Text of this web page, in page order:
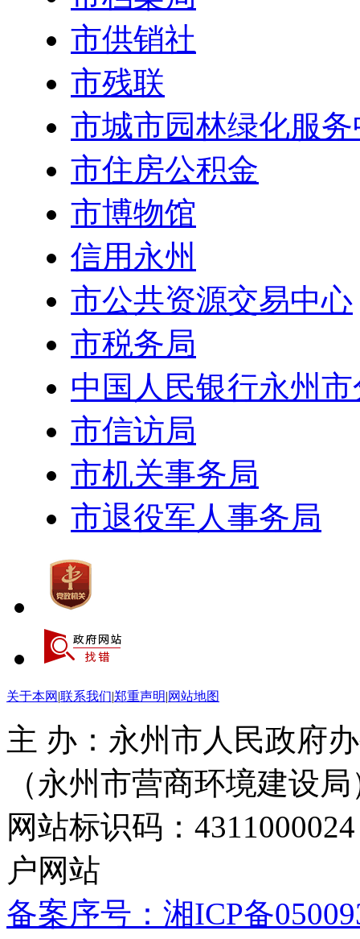
市供销社
市残联
市城市园林绿化服
市住房公积金
市博物馆
信用永州
市公共资源交易中心
市税务局
中国人民银行永州
市信访局
市机关事务局
市退役军人事务局
关于本网 |联系我们|郑重声明|网站地图
主 办：永州市人民政府
（永州市营商环境建设局
网站标识码：
户网站
备案序号：湘ICP备